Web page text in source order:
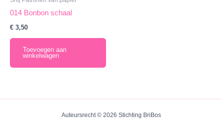
014 Bonbon schaal
€ 3,50
Toevoegen aan
winkelwagen
Auteursrecht © 2026 Stichting BriBos